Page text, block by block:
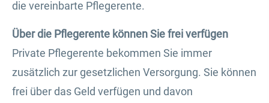
die vereinbarte Pfle­ge­ren­te.
Über die Pfle­ge­ren­te können Sie frei verfügen
Private Pfle­ge­ren­te bekommen Sie immer
zusätzlich zur gesetzlichen Versorgung. Sie können
frei über das Geld verfügen und davon